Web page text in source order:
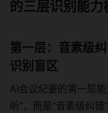
的三层识别能力
第一层：音素级
识别盲区
AI会议纪要的第一层
听”，而是“音素级纠错